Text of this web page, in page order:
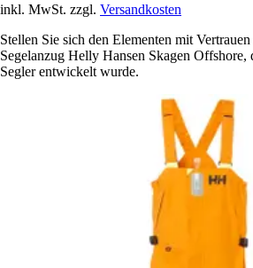
inkl. MwSt. zzgl. Versandkosten
Stellen Sie sich den Elementen mit
Segelanzug Helly Hansen Skagen Offshore,
Segler entwickelt wurde.